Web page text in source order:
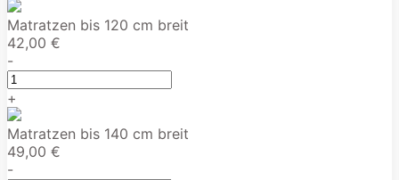
Matratzen bis 120 cm breit
42,00 €
-
+
Matratzen bis 140 cm breit
49,00 €
-